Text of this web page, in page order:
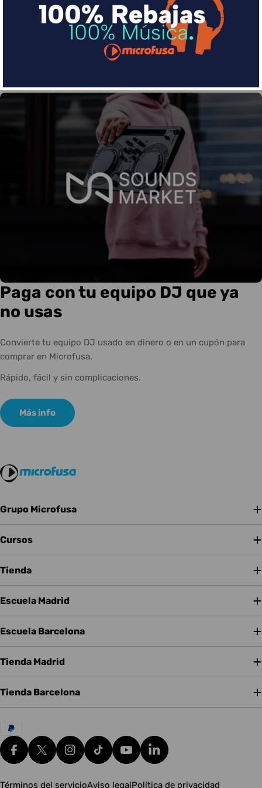
pequeña cuota al mes con Sequra
Más info
Paga con tu equipo DJ que ya
no usas
Convierte tu equipo DJ usado en dinero o en un cupón para
comprar en Microfusa.
Rápido, fácil y sin complicaciones.
Más info
Grupo Microfusa
Cursos
Tienda
Escuela Madrid
Escuela Barcelona
Tienda Madrid
Tienda Barcelona
Métodos
de
pagoFacebookX (Twitter)Instagram
tiktok YouTubeTranslation missing:
Términos del servicioAviso legalPolítica de privacidad